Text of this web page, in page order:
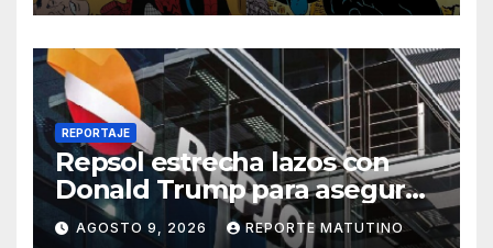
REPORTAJE
Repsol estrecha lazos con
Donald Trump para asegurar
negocios en Venezuela
AGOSTO 9, 2026 REPORTE MATUTINO